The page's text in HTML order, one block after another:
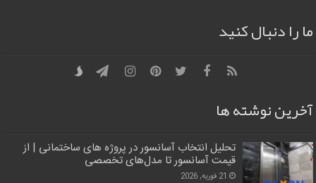
ما را دنبال کنید
آخرین نوشته ها
تحلیل انتخاب آسانسور در پروژه‌ های ساختمانی | از
قیمت آسانسور تا مدل‌های تخصصی
21 فوریه, 2026